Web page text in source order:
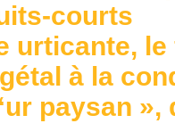
courts
urticante,
à la
paysan